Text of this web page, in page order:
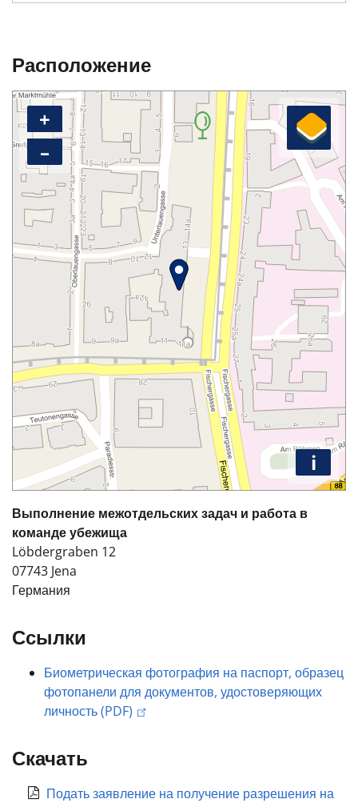
Расположение
+
–
i
Выполнение межотдельских задач и работа в
команде убежища
Löbdergraben 12
07743 Jena
Германия
Ссылки
Биометрическая фотография на паспорт, образец
фотопанели для документов, удостоверяющих
личность (PDF)
Скачать
Подать заявление на получение разрешения на